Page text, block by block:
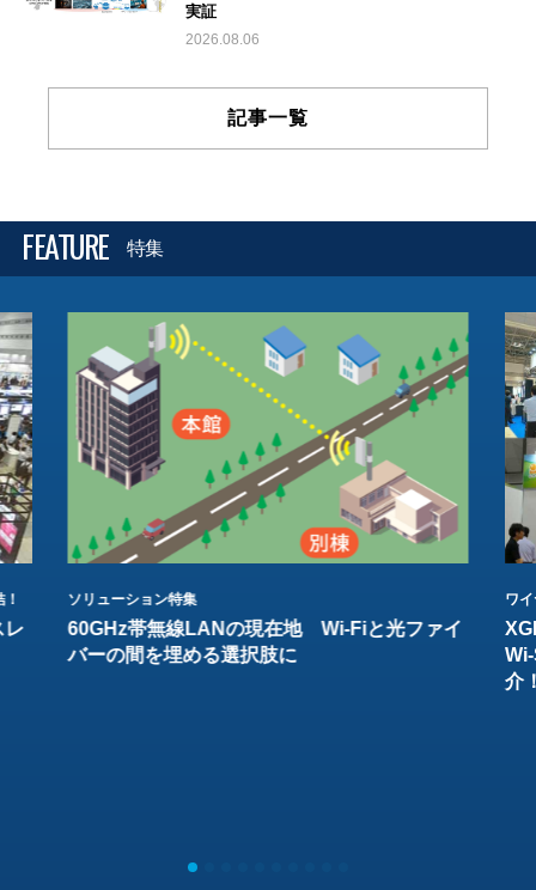
実証
2026.08.06
記事一覧
FEATURE 特集
レ
ソリューション特集
60GHz帯無線LANの現在地 Wi-Fiと光ファイ
バーの間を埋める選択肢に
ワ
介